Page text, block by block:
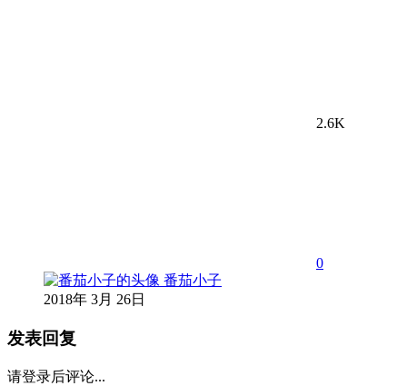
2.6K
0
番茄小子
2018年 3月 26日
发表回复
请登录后评论...